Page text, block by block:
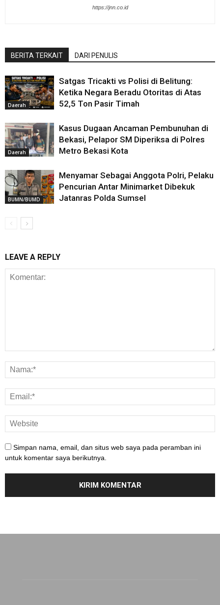
https://jnn.co.id
BERITA TERKAIT DARI PENULIS
Daerah
Satgas Tricakti vs Polisi di Belitung:
Ketika Negara Beradu Otoritas di Atas
52,5 Ton Pasir Timah
Daerah
Kasus Dugaan Ancaman Pembunuhan di
Bekasi, Pelapor SM Diperiksa di Polres
Metro Bekasi Kota
BUMN/BUMD
Menyamar Sebagai Anggota Polri, Pelaku
Pencurian Antar Minimarket Dibekuk
Jatanras Polda Sumsel
LEAVE A REPLY
Simpan nama, email, dan situs web saya pada peramban ini
untuk komentar saya berikutnya.